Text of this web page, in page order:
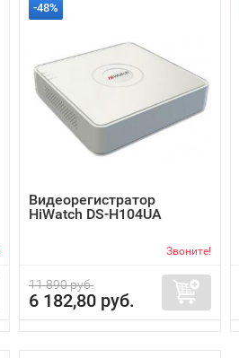
-48%
Видеорегистратор
HiWatch DS-H104UA
Звоните!
11 890 руб.
6 182,80 руб.